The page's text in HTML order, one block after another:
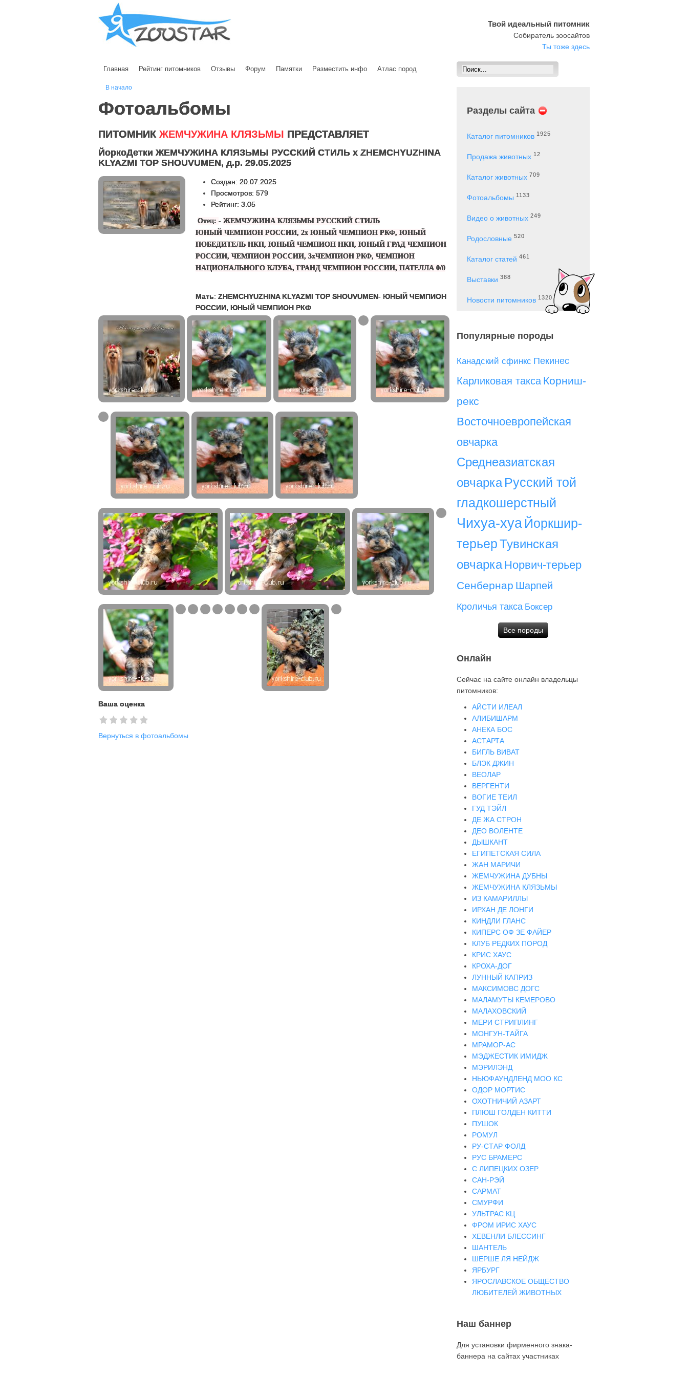
Твой идеальный питомник
Собиратель зоосайтов
Ты тоже здесь
Главная Рейтинг питомников Отзывы Форум Памятки Разместить инфо Атлас пород
В начало
Фотоальбомы
ПИТОМНИК ЖЕМЧУЖИНА КЛЯЗЬМЫ ПРЕДСТАВЛЯЕТ
ЙоркоДетки ЖЕМЧУЖИНА КЛЯЗЬМЫ РУССКИЙ СТИЛЬ х ZHEMCHYUZHINA
KLYAZMI TOP SHOUVUMEN, д.р. 29.05.2025
Создан: 20.07.2025
Просмотров: 579
Рейтинг: 3.05
Отец: - ЖЕМЧУЖИНА КЛЯЗЬМЫ РУССКИЙ СТИЛЬ
ЮНЫЙ ЧЕМПИОН РОССИИ, 2х ЮНЫЙ ЧЕМПИОН РКФ, ЮНЫЙ
ПОБЕДИТЕЛЬ НКП, ЮНЫЙ ЧЕМПИОН НКП, ЮНЫЙ ГРАД ЧЕМПИОН
РОССИИ, ЧЕМПИОН РОССИИ, 3хЧЕМПИОН РКФ, ЧЕМПИОН
НАЦИОНАЛЬНОГО КЛУБА, ГРАНД ЧЕМПИОН РОССИИ, ПАТЕЛЛА 0/0
Мать: ZHEMCHYUZHINA KLYAZMI TOP SHOUVUMEN- ЮНЫЙ ЧЕМПИОН
РОССИИ, ЮНЫЙ ЧЕМПИОН РКФ
Ваша оценка
Вернуться в фотоальбомы
Разделы сайта
Каталог питомников 1925
Продажа животных 12
Каталог животных 709
Фотоальбомы 1133
Видео о животных 249
Родословные 520
Каталог статей 461
Выставки 388
Новости питомников 1320
Популярные породы
Канадский сфинкс Пекинес
Карликовая такса Корниш-
рекс
Восточноевропейская
овчарка
Среднеазиатская
овчарка Русский той
гладкошерстный
Чихуа-хуа Йоркшир-
терьерТувинская
овчарка Норвич-терьер
Сенбернар Шарпей
Кроличья такса Боксер
Все породы
Онлайн
Сейчас на сайте онлайн владельцы
питомников:
АЙСТИ ИЛЕАЛ
АЛИБИШАРМ
АНЕКА БОС
АСТАРТА
БИГЛЬ ВИВАТ
БЛЭК ДЖИН
ВЕОЛАР
ВЕРГЕНТИ
ВОГИЕ ТЕИЛ
ГУД ТЭЙЛ
ДЕ ЖА СТРОН
ДЕО ВОЛЕНТЕ
ДЫШКАНТ
ЕГИПЕТСКАЯ СИЛА
ЖАН МАРИЧИ
ЖЕМЧУЖИНА ДУБНЫ
ЖЕМЧУЖИНА КЛЯЗЬМЫ
ИЗ КАМАРИЛЛЫ
ИРХАН ДЕ ЛОНГИ
КИНДЛИ ГЛАНС
КИПЕРС ОФ ЗЕ ФАЙЕР
КЛУБ РЕДКИХ ПОРОД
КРИС ХАУС
КРОХА-ДОГ
ЛУННЫЙ КАПРИЗ
МАКСИМОВС ДОГС
МАЛАМУТЫ КЕМЕРОВО
МАЛАХОВСКИЙ
МЕРИ СТРИПЛИНГ
МОНГУН-ТАЙГА
МРАМОР-АС
МЭДЖЕСТИК ИМИДЖ
МЭРИЛЭНД
НЬЮФАУНДЛЕНД МОО КС
ОДОР МОРТИС
ОХОТНИЧИЙ АЗАРТ
ПЛЮШ ГОЛДЕН КИТТИ
ПУШОК
РОМУЛ
РУ-СТАР ФОЛД
РУС БРАМЕРС
С ЛИПЕЦКИХ ОЗЕР
САН-РЭЙ
САРМАТ
СМУРФИ
УЛЬТРАС КЦ
ФРОМ ИРИС ХАУС
ХЕВЕНЛИ БЛЕССИНГ
ШАНТЕЛЬ
ШЕРШЕ ЛЯ НЕЙДЖ
ЯРБУРГ
ЯРОСЛАВСКОЕ ОБЩЕСТВО
ЛЮБИТЕЛЕЙ ЖИВОТНЫХ
Наш баннер
Для установки фирменного знака-
баннера на сайтах участниках